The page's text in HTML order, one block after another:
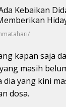
kapan saja
masih
dia yang kini
dosa.